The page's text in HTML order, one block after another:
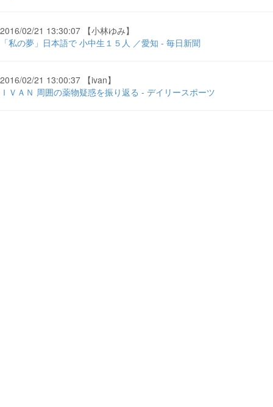
2016/02/21 13:30:07 【小林ゆみ】
「私の夢」日本語で 小中生１５人 ／愛知 - 毎日新聞
2016/02/21 13:00:37 【ivan】
ＩＶＡＮ 周囲の薬物疑惑を振り返る - デイリースポーツ